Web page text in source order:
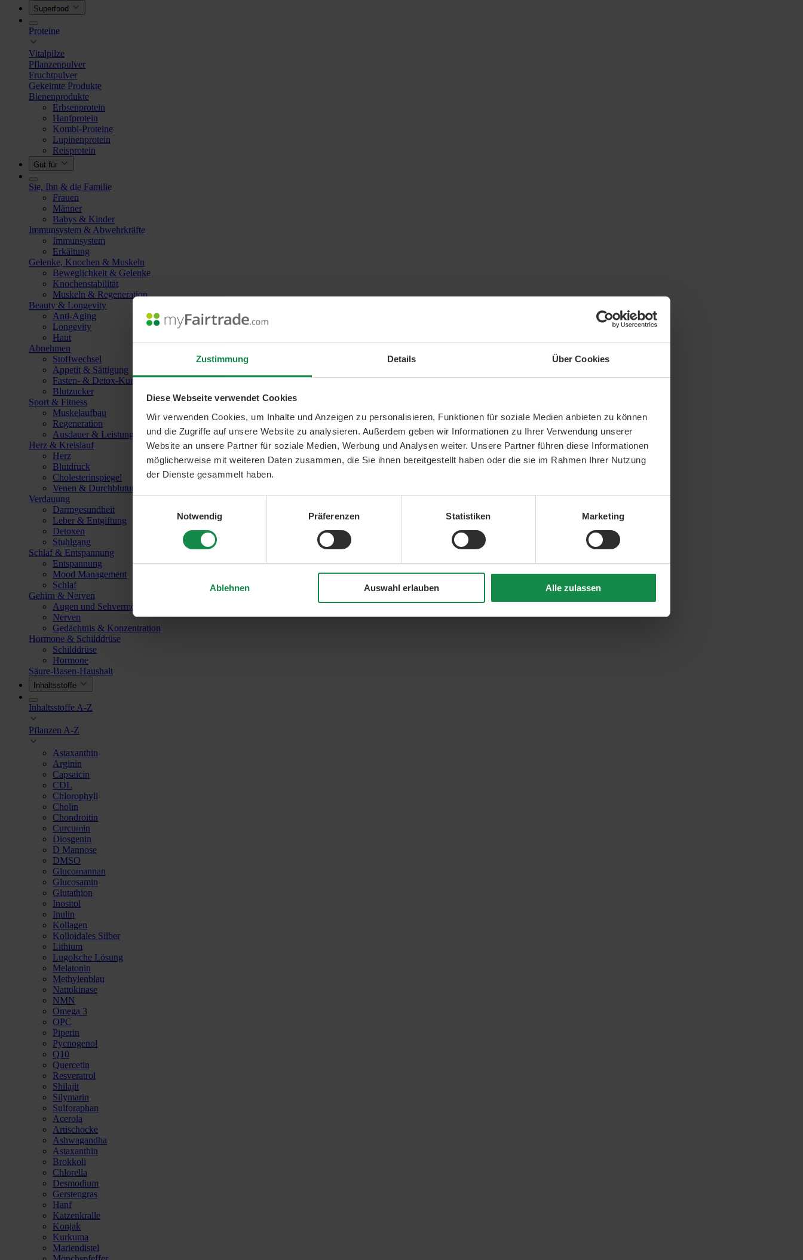
Zustimmung Details Über Cookies
Diese Webseite verwendet Cookies
Wir verwenden Cookies, um Inhalte und Anzeigen zu personalisieren, Funktionen für soziale Medien anbieten zu können
und die Zugriffe auf unsere Website zu analysieren. Außerdem geben wir Informationen zu Ihrer Verwendung unserer
Website an unsere Partner für soziale Medien, Werbung und Analysen weiter. Unsere Partner führen diese Informationen
möglicherweise mit weiteren Daten zusammen, die Sie ihnen bereitgestellt haben oder die sie im Rahmen Ihrer Nutzung
der Dienste gesammelt haben.
Notwendig
Präferenzen Statistiken Marketing
Ablehnen Auswahl erlauben Alle zulassen
Superfood
Proteine
Vitalpilze
Pflanzenpulver
Fruchtpulver
Gekeimte Produkte
Bienenprodukte
Erbsenprotein
Hanfprotein
Kombi-Proteine
Lupinenprotein
Reisprotein
Gut für
Sie, Ihn & die Familie
Frauen
Männer
Babys & Kinder
Immunsystem & Abwehrkräfte
Immunsystem
Erkältung
Gelenke, Knochen & Muskeln
Beweglichkeit & Gelenke
Knochenstabilität
Muskeln & Regeneration
Beauty & Longevity
Anti-Aging
Longevity
Haut
Abnehmen
Stoffwechsel
Appetit & Sättigung
Fasten- & Detox-Kuren
Blutzucker
Sport & Fitness
Muskelaufbau
Regeneration
Ausdauer & Leistungssteigerung
Herz & Kreislauf
Herz
Blutdruck
Cholesterinspiegel
Venen & Durchblutung
Verdauung
Darmgesundheit
Leber & Entgiftung
Detoxen
Stuhlgang
Schlaf & Entspannung
Entspannung
Mood Management
Schlaf
Gehirn & Nerven
Augen und Sehvermögen
Nerven
Gedächtnis & Konzentration
Hormone & Schilddrüse
Schilddrüse
Hormone
Säure-Basen-Haushalt
Inhaltsstoffe
Inhaltsstoffe A-Z
Pflanzen A-Z
Astaxanthin
Arginin
Capsaicin
CDL
Chlorophyll
Cholin
Chondroitin
Curcumin
Diosgenin
D Mannose
DMSO
Glucomannan
Glucosamin
Glutathion
Inositol
Inulin
Kollagen
Kolloidales Silber
Lithium
Lugolsche Lösung
Melatonin
Methylenblau
Nattokinase
NMN
Omega 3
OPC
Piperin
Pycnogenol
Q10
Quercetin
Resveratrol
Shilajit
Silymarin
Sulforaphan
Acerola
Artischocke
Ashwagandha
Astaxanthin
Brokkoli
Chlorella
Desmodium
Gerstengras
Hanf
Katzenkralle
Konjak
Kurkuma
Mariendistel